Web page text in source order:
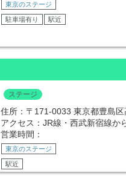
東京のステージ
駐車場有り 駅近
ステージ
住所：〒171-0033 東京都豊島
アクセス：JR線・西武新宿線
営業時間：
東京のステージ
駅近